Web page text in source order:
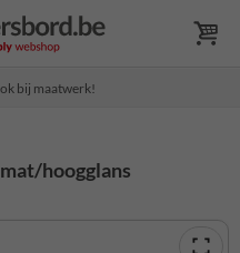
bij maatwerk!
hoogglans